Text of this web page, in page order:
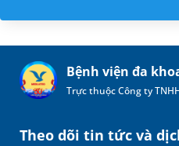
Bệnh viện đa
Trực thuộc Công ty
Theo dõi tin tức và